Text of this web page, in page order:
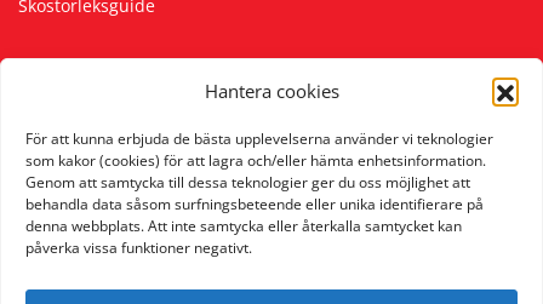
Hantera cookies
För att kunna erbjuda de bästa upplevelserna använder vi teknologier
som kakor (cookies) för att lagra och/eller hämta enhetsinformation.
Genom att samtycka till dessa teknologier ger du oss möjlighet att
behandla data såsom surfningsbeteende eller unika identifierare på
denna webbplats. Att inte samtycka eller återkalla samtycket kan
påverka vissa funktioner negativt.
Skostorleksguide